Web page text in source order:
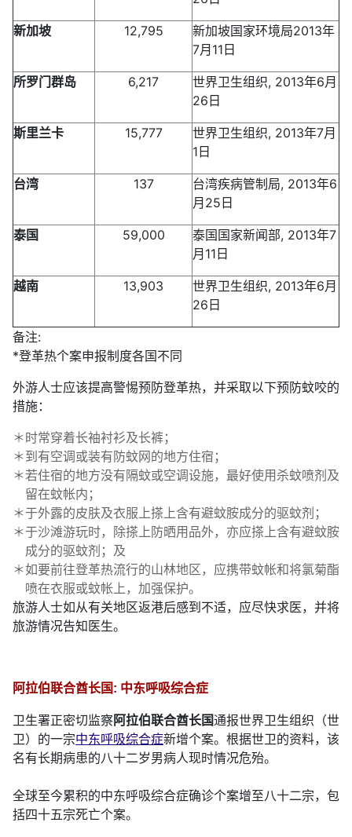
新加坡 12,795
新加坡国家环境局2013年
7月11日
所罗门群岛 6,217
世界卫生组织, 2013年6月
26日
斯里兰卡 15,777
世界卫生组织, 2013年7月
1日
台湾 137
台湾疾病管制局, 2013年6
月25日
泰国 59,000
泰国国家新闻部, 2013年7
月11日
越南 13,903
世界卫生组织, 2013年6月
26日
备注:
*登革热个案申报制度各国不同
外游人士应该提高警惕预防登革热，并采取以下预防蚊咬的
措施：
＊时常穿着长袖衬衫及长裤；
＊到有空调或装有防蚊网的地方住宿；
＊若住宿的地方没有隔蚊或空调设施，最好使用杀蚊喷剂及
留在蚊帐内；
＊于外露的皮肤及衣服上搽上含有避蚊胺成分的驱蚊剂；
＊于沙滩游玩时，除搽上防晒用品外，亦应搽上含有避蚊胺
成分的驱蚊剂；及
＊如要前往登革热流行的山林地区，应携带蚊帐和将氯菊酯
喷在衣服或蚊帐上，加强保护。
旅游人士如从有关地区返港后感到不适，应尽快求医，并将
旅游情况告知医生。
阿拉伯联合酋长国: 中东呼吸综合症
卫生署正密切监察阿拉伯联合酋长国通报世界卫生组织（世
卫）的一宗中东呼吸综合症新增个案。根据世卫的资料，该
名有长期病患的八十二岁男病人现时情况危殆。
全球至今累积的中东呼吸综合症确诊个案增至八十二宗，包
括四十五宗死亡个案。